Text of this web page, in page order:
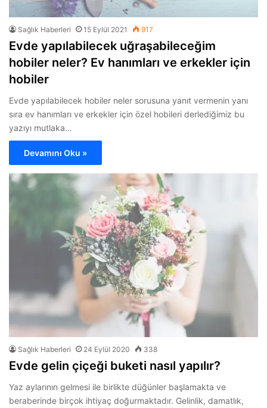
Sağlık Haberleri 15 Eylül 2021 917
Evde yapılabilecek uğraşabileceğim
hobiler neler? Ev hanımları ve erkekler için
hobiler
Evde yapılabilecek hobiler neler sorusuna yanıt vermenin yanı
sıra ev hanımları ve erkekler için özel hobileri derlediğimiz bu
yazıyı mutlaka…
Devamını Oku »
Sağlık Haberleri 24 Eylül 2020 338
Evde gelin çiçeği buketi nasıl yapılır?
Yaz aylarının gelmesi ile birlikte düğünler başlamakta ve
beraberinde birçok ihtiyaç doğurmaktadır. Gelinlik, damatlık,